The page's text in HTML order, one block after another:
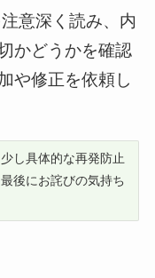
意深く読み、内
かどうかを確認
や修正を依頼し
し具体的な再発防止
後にお詫びの気持ち